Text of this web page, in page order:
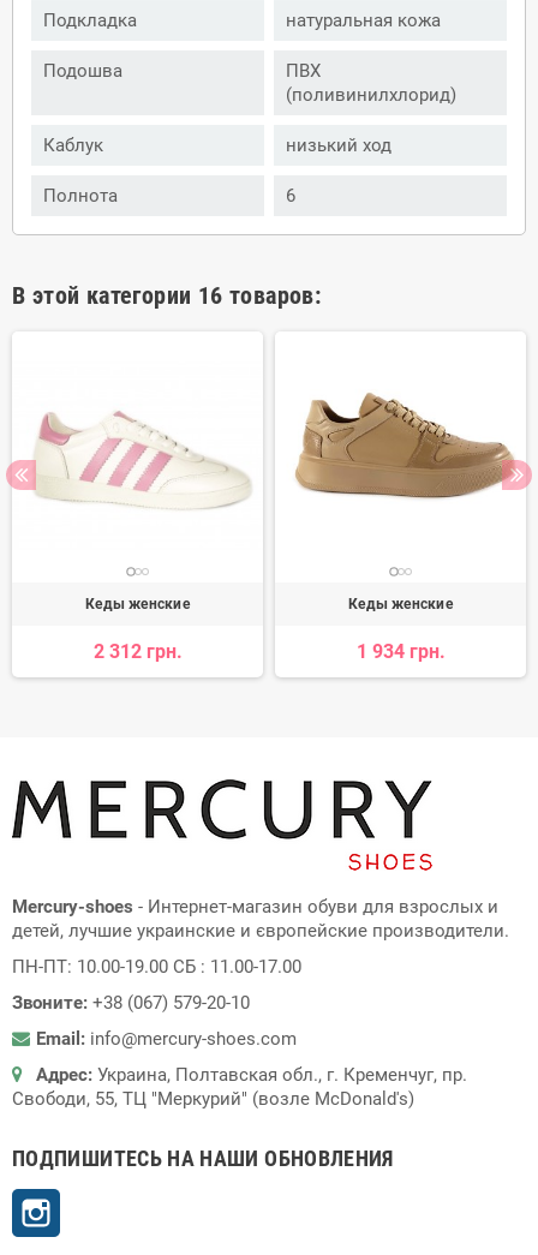
Подкладка натуральная кожа
Подошва
ПВХ
(поливинилхлорид)
Каблук низький ход
Полнота 6
В этой категории 16 товаров:
Кеды женские
2 312 грн.
Кеды женские
1 934 грн.
Mercury-shoes - Интернет-магазин обуви для взрослых и
детей, лучшие украинские и європейские производители.
ПН-ПТ: 10.00-19.00 СБ : 11.00-17.00
Звоните: +38 (067) 579-20-10
Email: info@mercury-shoes.com
Адрес: Украина, Полтавская обл., г. Кременчуг, пр.
Свободи, 55, ТЦ "Меркурий" (возле McDonald's)
ПОДПИШИТЕСЬ НА НАШИ ОБНОВЛЕНИЯ